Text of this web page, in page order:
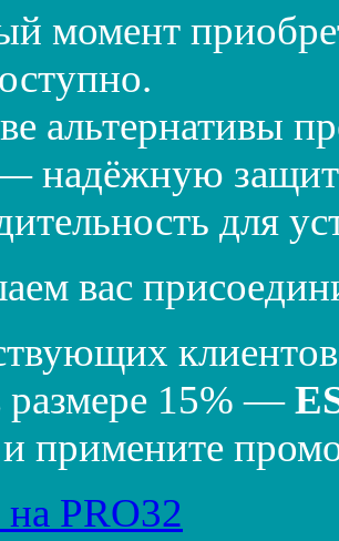
момент
альтернативы
надёжную
для
вас
размере 15% —
примените
PRO32